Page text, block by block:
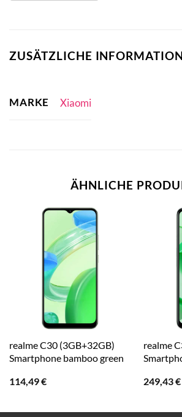
ZUSÄTZLICHE
MARKE Xiaomi
ÄHNLICHE
realme C30 (3GB+32GB)
Smartphone bamboo green
114,49€
realme
249,43€